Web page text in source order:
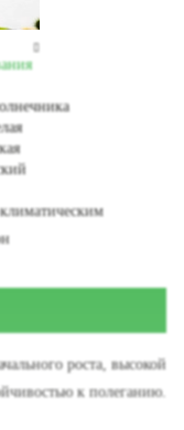
роста, высокой
к полеганию.